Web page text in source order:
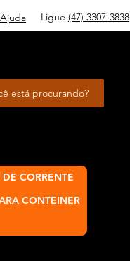
Ligue (47) 3307-3838
está procurando?
DE CORRENTE
CONTEINER